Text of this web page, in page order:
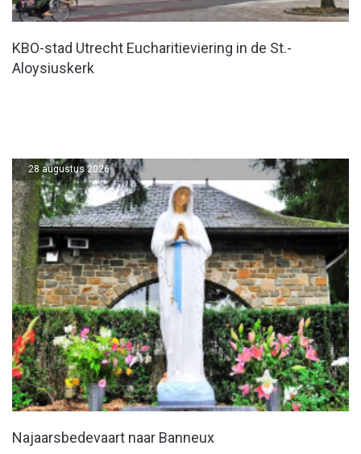
KBO-stad Utrecht Eucharitieviering in de St.-
Aloysiuskerk
Najaarsbedevaart naar Banneux
28 augustus 2026